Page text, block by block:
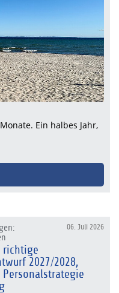
Ein halbes Jahr,
06. Juli 2026
richtige
2027/2028,